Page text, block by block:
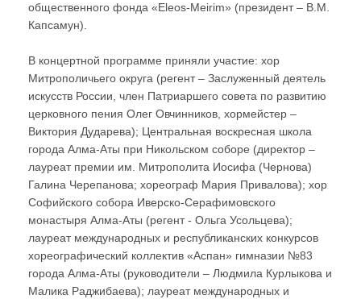
общественного фонда «Eleos-Meirim» (президент – В.М.
Капсамун).
В концертной программе приняли участие: хор
Митрополичьего округа (регент – Заслуженный деятель
искусств России, член Патриаршего совета по развитию
церковного пения Олег Овчинников, хормейстер –
Виктория Дударева); Центральная воскресная школа
города Алма-Аты при Никольском соборе (директор –
лауреат премии им. Митрополита Иосифа (Чернова)
Галина Черепанова; хореограф Мария Привалова); хор
Софийского собора Иверско-Серафимовского
монастыря Алма-Аты (регент - Ольга Усольцева);
лауреат международных и республиканских конкурсов
хореографический коллектив «Аспан» гимназии №83
города Алма-Аты (руководители – Людмила Курлыкова и
Малика Раджибаева); лауреат международных и